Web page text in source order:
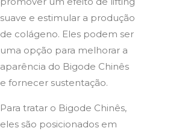
suave e estimular a produção
de colágeno. Eles podem ser
uma opção para melhorar a
aparência do Bigode Chinês
e fornecer sustentação.
Para tratar o Bigode Chinês,
eles são posicionados em